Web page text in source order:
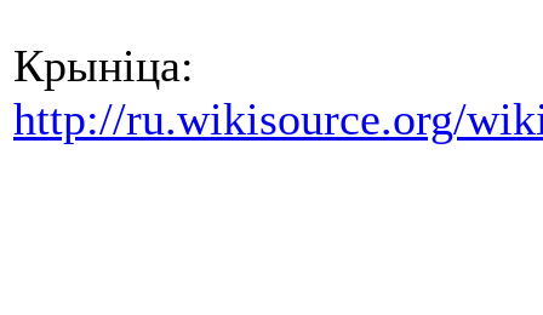
Крыніца:
http://ru.wikisource.org/